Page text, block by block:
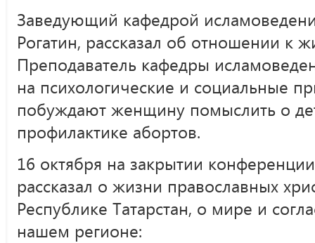
Заведующий кафедрой
Рогатин, рассказал об отношении к
Преподаватель кафедры
на психологические и социальные
побуждают женщину помыслить о
профилактике абортов.
16 октября на закрытии
рассказал о жизни православных
Республике Татарстан, о мире и
нашем регионе: